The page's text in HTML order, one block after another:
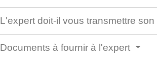
L'expert doit-il vous transmettre son
Documents à fournir à l'expert